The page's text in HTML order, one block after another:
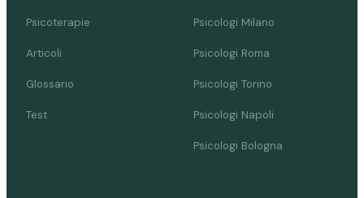
Psicoterapie
Articoli
Glossario
Test
Psicologi Milano
Psicologi Roma
Psicologi Torino
Psicologi Napoli
Psicologi Bologna